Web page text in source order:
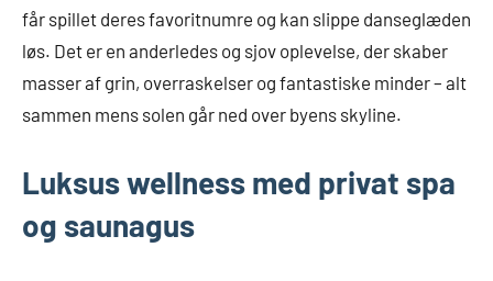
får spillet deres favoritnumre og kan slippe danseglæden
løs. Det er en anderledes og sjov oplevelse, der skaber
masser af grin, overraskelser og fantastiske minder – alt
sammen mens solen går ned over byens skyline.
Luksus wellness med privat spa
og saunagus